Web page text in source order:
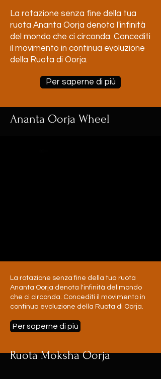
La rotazione senza fine della tua
ruota Ananta Oorja denota l'infinità
del mondo che ci circonda. Concediti
il movimento in continua evoluzione
della Ruota di Oorja.
Per saperne di più
Ananta Oorja Wheel
La rotazione senza fine della tua ruota
Ananta Oorja denota l'infinità del mondo
che ci circonda. Concediti il movimento in
continua evoluzione della Ruota di Oorja.
Per saperne di più
Ruota Moksha Oorja